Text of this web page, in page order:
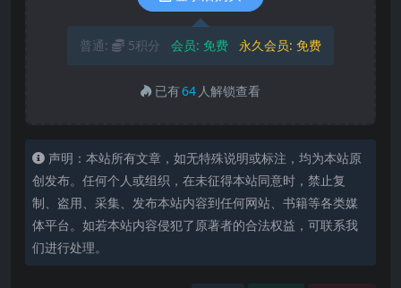
普通: 5积分 会员: 免费 永久会员: 免费
已有64 人解锁查看
声明：本站所有文章，如无特殊说明或标注，均为本站原
创发布。任何个人或组织，在未征得本站同意时，禁止复
制、盗用、采集、发布本站内容到任何网站、书籍等各类媒
体平台。如若本站内容侵犯了原著者的合法权益，可联系我
们进行处理。